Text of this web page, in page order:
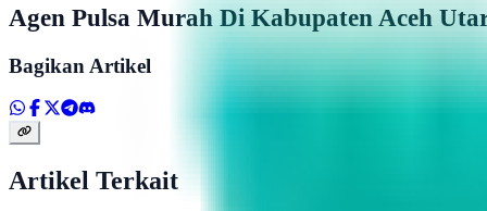
Agen Pulsa Murah Di Kabupaten Aceh
Bagikan Artikel
Artikel Terkait